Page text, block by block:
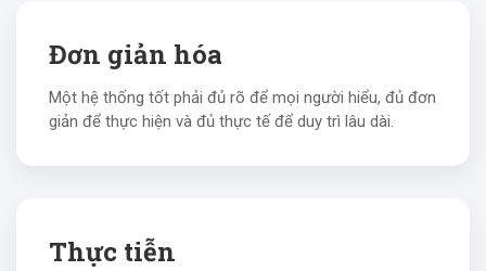
Đơn giản hóa
Một hệ thống tốt phải đủ rõ để mọi người hiểu, đủ đơn
giản để thực hiện và đủ thực tế để duy trì lâu dài.
Thực tiễn